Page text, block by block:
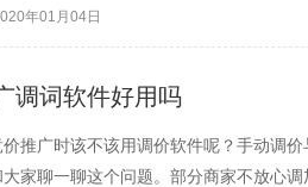
年01月04日
调词软件好用吗
推广时该不该用调价软件呢？手动调
家聊一聊这个问题。部分商家不放心